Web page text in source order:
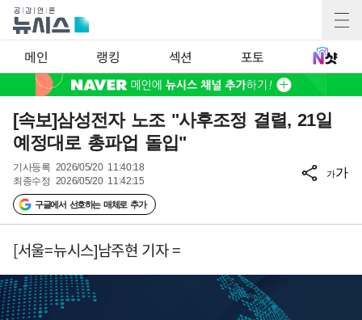
메인 랭킹 섹션 포토
[속보]삼성전자 노조 "사후조정 결렬, 21일
예정대로 총파업 돌입"
기사등록 2026/05/20 11:40:18
최종수정 2026/05/20 11:42:15
구글에서 선호하는 매체로 추가
가가
[서울=뉴시스]남주현 기자 =